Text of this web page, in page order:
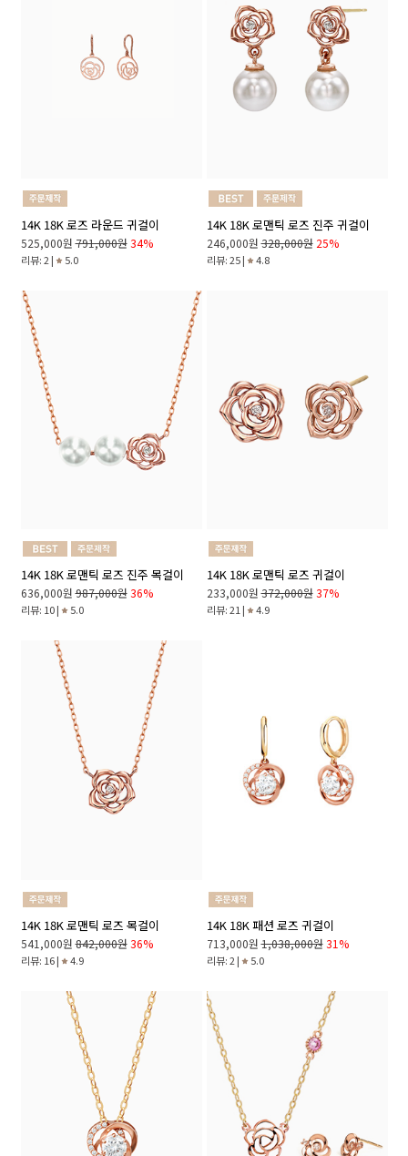
14K 18K 로즈 라운드 귀걸이
525,000원 791,000원 34%
리뷰: 2 | 5.0
14K 18K 로맨틱 로즈 진주 귀걸이
246,000원 328,000원 25%
리뷰: 25 | 4.8
14K 18K 로맨틱 로즈 진주 목걸이
636,000원 987,000원 36%
리뷰: 10 | 5.0
14K 18K 로맨틱 로즈 귀걸이
233,000원 372,000원 37%
리뷰: 21 | 4.9
14K 18K 로맨틱 로즈 목걸이
541,000원 842,000원 36%
리뷰: 16 | 4.9
14K 18K 패션 로즈 귀걸이
713,000원 1,038,000원 31%
리뷰: 2 | 5.0